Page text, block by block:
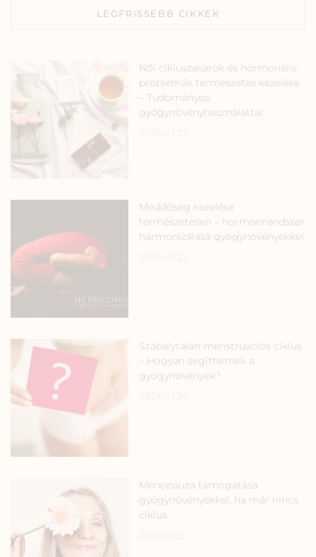
LEGFRISSEBB CIKKEK
Női cikluszavarok és hormonális
problémák természetes kezelése
– Tudományos
gyógynövényhasználattal
Meddőség kezelése
természetesen – hormonrendszer
harmonizálása gyógynövényekkel
Szabálytalan menstruációs ciklus
– Hogyan segíthetnek a
gyógynövények?
Menopauza támogatása
gyógynövényekkel, ha már nincs
ciklus